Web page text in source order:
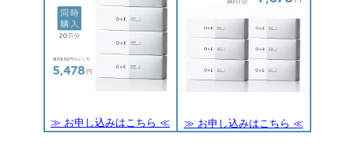
≫ お申し込みはこちら ≪ ≫ お申し込みはこちら ≪